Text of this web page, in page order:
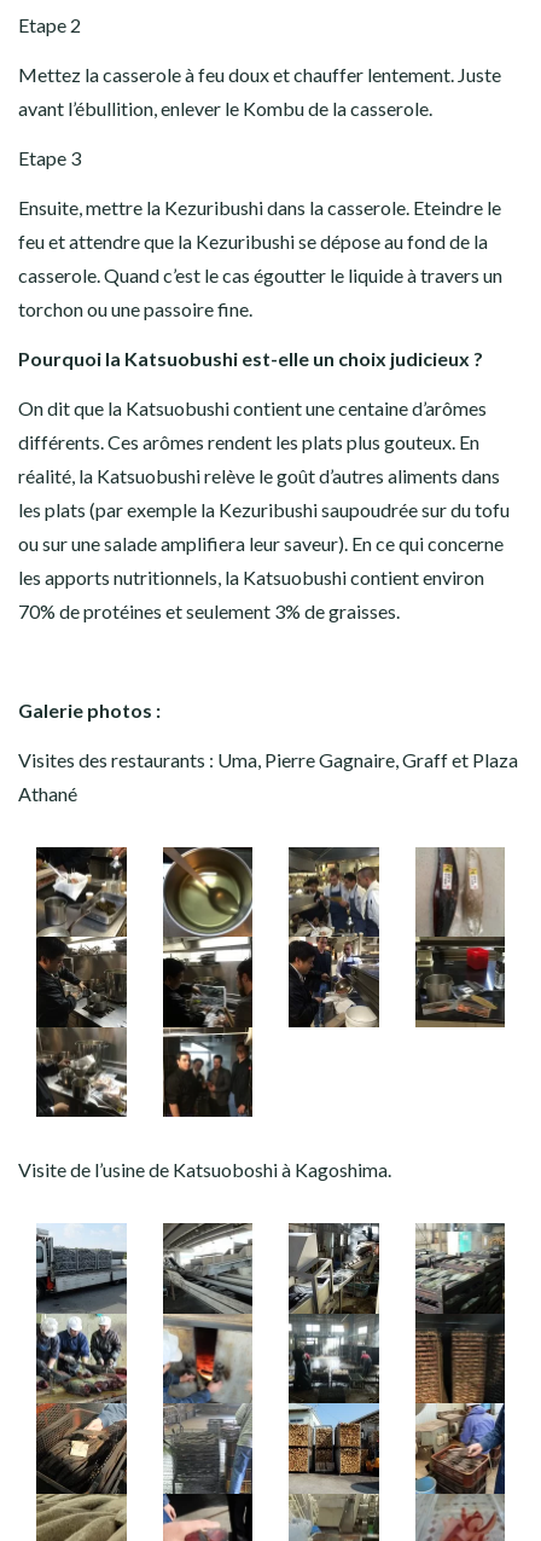
Etape 2
Mettez la casserole à feu doux et chauffer lentement. Juste
avant l’ébullition, enlever le Kombu de la casserole.
Etape 3
Ensuite, mettre la Kezuribushi dans la casserole. Eteindre le
feu et attendre que la Kezuribushi se dépose au fond de la
casserole. Quand c’est le cas égoutter le liquide à travers un
torchon ou une passoire fine.
Pourquoi la Katsuobushi est-elle un choix judicieux ?
On dit que la Katsuobushi contient une centaine d’arômes
différents. Ces arômes rendent les plats plus gouteux. En
réalité, la Katsuobushi relève le goût d’autres aliments dans
les plats (par exemple la Kezuribushi saupoudrée sur du tofu
ou sur une salade amplifiera leur saveur). En ce qui concerne
les apports nutritionnels, la Katsuobushi contient environ
70% de protéines et seulement 3% de graisses.
Galerie photos :
Visites des restaurants : Uma, Pierre Gagnaire, Graff et Plaza
Athané
Visite de l’usine de Katsuoboshi à Kagoshima.